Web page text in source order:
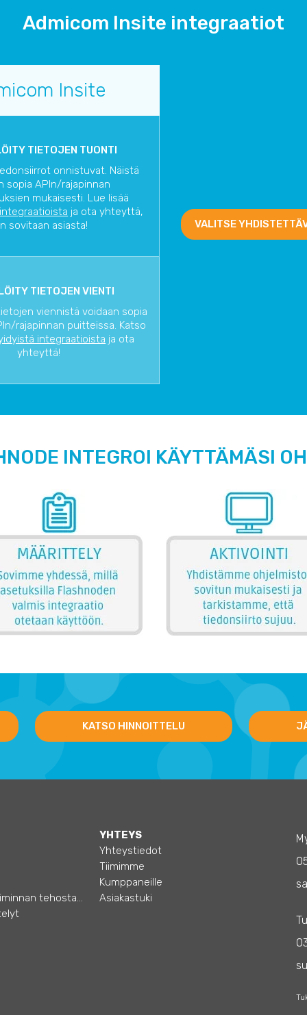
Admicom Insite integraatiot
Insite
TIETOJEN TUONTI
onnistuvat. Näistä
sopia APIn/rajapinnan
mukaisesti. Lue lisää
ja ota yhteyttä,
sovitaan asiasta!
TIETOJEN VIENTI
viennistä voidaan sopia
rajapinnan puitteissa. Katso
integraatioista ja ota
yhteyttä!
VALITSE
INTEGROI KÄYTTÄMÄSI
KATSO HINNOITTELU
Opas – Liiketoiminnan tehostamiseen
YHTEYS
Yhteystiedot
Tiimimme
Kumppaneille
Asiakastuki